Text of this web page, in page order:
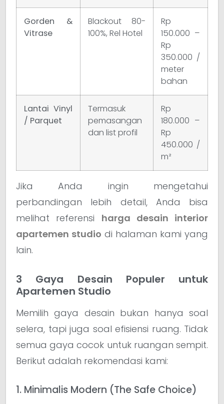
Gorden &
Vitrase
Blackout 80-
100%, Rel Hotel
Rp
150.000 –
Rp
350.000 /
meter
bahan
Lantai Vinyl
/ Parquet
Termasuk
pemasangan
dan list profil
Rp
180.000 –
Rp
450.000 /
m²
Jika Anda ingin mengetahui
perbandingan lebih detail, Anda bisa
melihat referensi harga desain interior
apartemen studio di halaman kami yang
lain.
3 Gaya Desain Populer untuk
Apartemen Studio
Memilih gaya desain bukan hanya soal
selera, tapi juga soal efisiensi ruang. Tidak
semua gaya cocok untuk ruangan sempit.
Berikut adalah rekomendasi kami:
1. Minimalis Modern (The Safe Choice)